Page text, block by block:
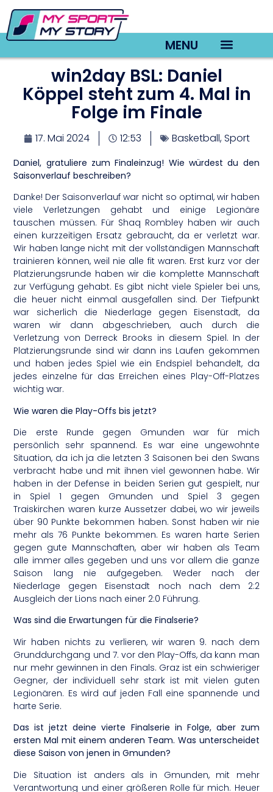
MENU
win2day BSL: Daniel
Köppel steht zum 4. Mal in
Folge im Finale
17. Mai 2024 12:53 Basketball,Sport
Daniel, gratuliere zum Finaleinzug! Wie würdest du den
Saisonverlauf beschreiben?
Danke! Der Saisonverlauf war nicht so optimal, wir haben
viele Verletzungen gehabt und einige Legionäre
tauschen müssen. Für Shaq Rombley haben wir auch
einen kurzzeitigen Ersatz gebraucht, da er verletzt war.
Wir haben lange nicht mit der vollständigen Mannschaft
trainieren können, weil nie alle fit waren. Erst kurz vor der
Platzierungsrunde haben wir die komplette Mannschaft
zur Verfügung gehabt. Es gibt nicht viele Spieler bei uns,
die heuer nicht einmal ausgefallen sind. Der Tiefpunkt
war sicherlich die Niederlage gegen Eisenstadt, da
waren wir dann abgeschrieben, auch durch die
Verletzung von Derreck Brooks in diesem Spiel. In der
Platzierungsrunde sind wir dann ins Laufen gekommen
und haben jedes Spiel wie ein Endspiel behandelt, da
jedes einzelne für das Erreichen eines Play-Off-Platzes
wichtig war.
Wie waren die Play-Offs bis jetzt?
Die erste Runde gegen Gmunden war für mich
persönlich sehr spannend. Es war eine ungewohnte
Situation, da ich ja die letzten 3 Saisonen bei den Swans
verbracht habe und mit ihnen viel gewonnen habe. Wir
haben in der Defense in beiden Serien gut gespielt, nur
in Spiel 1 gegen Gmunden und Spiel 3 gegen
Traiskirchen waren kurze Aussetzer dabei, wo wir jeweils
über 90 Punkte bekommen haben. Sonst haben wir nie
mehr als 76 Punkte bekommen. Es waren harte Serien
gegen gute Mannschaften, aber wir haben als Team
alle immer alles gegeben und uns vor allem die ganze
Saison lang nie aufgegeben. Weder nach der
Niederlage gegen Eisenstadt noch nach dem 2:2
Ausgleich der Lions nach einer 2:0 Führung.
Was sind die Erwartungen für die Finalserie?
Wir haben nichts zu verlieren, wir waren 9. nach dem
Grunddurchgang und 7. vor den Play-Offs, da kann man
nur mehr gewinnen in den Finals. Graz ist ein schwieriger
Gegner, der individuell sehr stark ist mit vielen guten
Legionären. Es wird auf jeden Fall eine spannende und
harte Serie.
Das ist jetzt deine vierte Finalserie in Folge, aber zum
ersten Mal mit einem anderen Team. Was unterscheidet
diese Saison von jenen in Gmunden?
Die Situation ist anders als in Gmunden, mit mehr
Verantwortung und einer größeren Rolle für mich. Heuer